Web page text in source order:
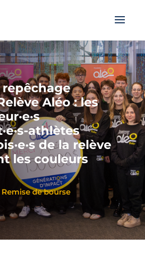
Aléo : les
athlètes
de la relève
les couleurs
Remise de bourse